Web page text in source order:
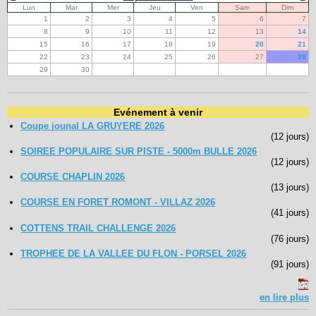
Lun Mar Mer Jeu Ven Sam
Dim
1
2 3 4 5 6
7
8
9 10 11 12 13
14
15
16 17 18 19 20
21
22
23 24 25 26 27
28
29
30
Evénement à venir
Coupe jounal LA GRUYERE 2026
(12 jours)
SOIREE POPULAIRE SUR PISTE - 5000m BULLE 2026
(12 jours)
COURSE CHAPLIN 2026
(13 jours)
COURSE EN FORET ROMONT - VILLAZ 2026
(41 jours)
COTTENS TRAIL CHALLENGE 2026
(76 jours)
TROPHEE DE LA VALLEE DU FLON - PORSEL 2026
(91 jours)
en lire plus